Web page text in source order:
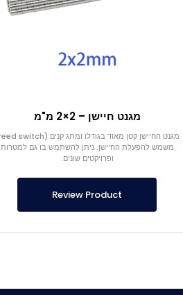
מגנט חיישן – 2×2 מ"מ
משמש להפעלת החיישן. ניתן להשתמש בו גם למטרות
ופרויקטים שונים.
Review Product